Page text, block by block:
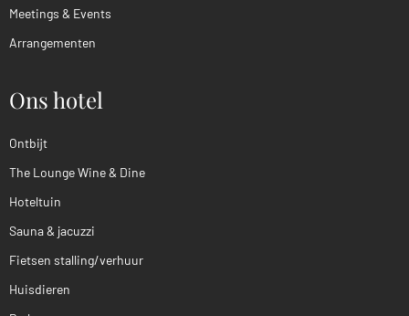
Meetings & Events
Arrangementen
Ons hotel
Ontbijt
The Lounge Wine & Dine
Hoteltuin
Sauna & jacuzzi
Fietsen stalling/verhuur
Huisdieren